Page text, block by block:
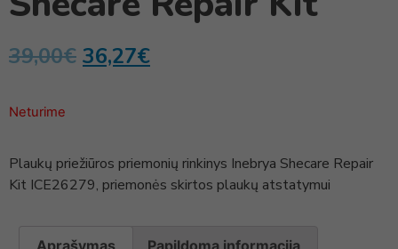
39,00€ 36,27€
Neturime
Plaukų priežiūros priemonių rinkinys Inebrya Shecare Repair
Kit ICE26279, priemonės skirtos plaukų atstatymui
Aprašymas Papildoma informacija